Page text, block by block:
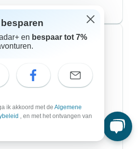
en bespaar tot 7%
ik akkoord met de Algemene
, en met het ontvangen van